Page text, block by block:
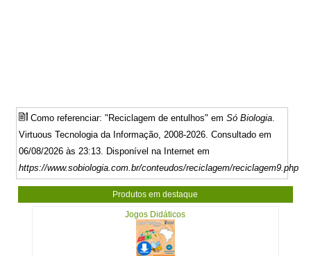
Como referenciar: "Reciclagem de entulhos" emSó Biologia
Virtuous Tecnologia da Informação, 2008-2026. Consultado em
06/08/2026 às 23:13. Disponível na Internet em
https://www.sobiologia.com.br/conteudos/reciclagem/reciclagem9.php
Produtos em destaque
Jogos Didáticos